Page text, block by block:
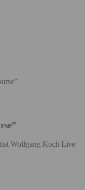
Wolfgang Koch Live